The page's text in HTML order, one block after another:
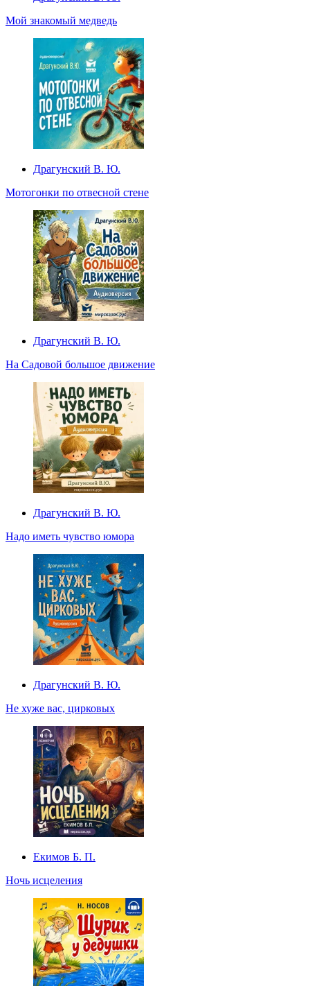
Мой знакомый медведь
Драгунский В. Ю.
Мотогонки по отвесной стене
Драгунский В. Ю.
На Садовой большое движение
Драгунский В. Ю.
Надо иметь чувство юмора
Драгунский В. Ю.
Не хуже вас, цирковых
Екимов Б. П.
Ночь исцеления